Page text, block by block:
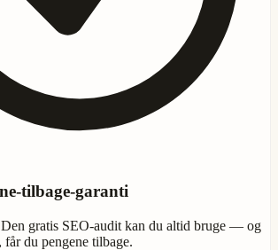
tilbage-garanti
gratis SEO-audit kan du altid bruge — og
du pengene tilbage.